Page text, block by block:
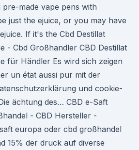
pre-made vape pens with
just the ejuice, or you may have
If it's the Cbd Destillat
- Cbd Großhändler CBD Destillat
für Händler Es wird sich zeigen
un état aussi pur mit der
und cookie-
ächtung des… CBD e-Saft
- CBD Hersteller -
europa oder cbd großhandel
15% der druck auf diverse